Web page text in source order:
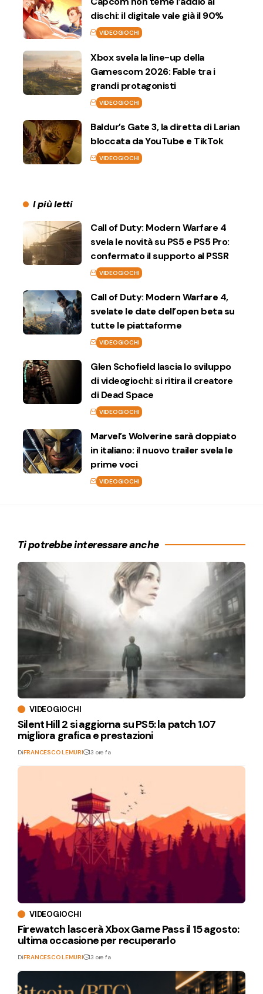
dischi: il digitale vale già il 90%
VIDEOGIOCHI
Xbox svela la line-up della
Gamescom 2026: Fable tra i
grandi protagonisti
VIDEOGIOCHI
Baldur’s Gate 3, la diretta di Larian
bloccata da YouTube e TikTok
VIDEOGIOCHI
I più letti
Call of Duty: Modern Warfare 4
svela le novità su PS5 e PS5 Pro:
confermato il supporto al PSSR
VIDEOGIOCHI
Call of Duty: Modern Warfare 4,
svelate le date dell’open beta su
tutte le piattaforme
VIDEOGIOCHI
Glen Schofield lascia lo sviluppo
di videogiochi: si ritira il creatore
di Dead Space
VIDEOGIOCHI
Marvel’s Wolverine sarà doppiato
in italiano: il nuovo trailer svela le
prime voci
VIDEOGIOCHI
Ti potrebbe interessare anche
VIDEOGIOCHI
Silent Hill 2 si aggiorna su PS5: la patch 1.07
migliora grafica e prestazioni
DiFRANCESCO LEMURI 13 ore fa
VIDEOGIOCHI
Firewatch lascerà Xbox Game Pass il 15 agosto:
ultima occasione per recuperarlo
DiFRANCESCO LEMURI 13 ore fa